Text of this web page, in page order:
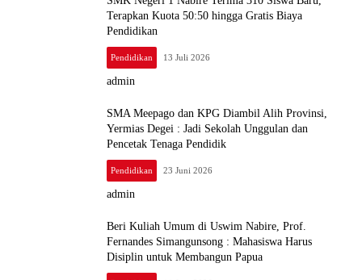
Terapkan Kuota 50:50 hingga Gratis Biaya
Pendidikan
Pendidikan 13 Juli 2026
admin
SMA Meepago dan KPG Diambil Alih Provinsi,
Yermias Degei : Jadi Sekolah Unggulan dan
Pencetak Tenaga Pendidik
Pendidikan 23 Juni 2026
admin
Beri Kuliah Umum di Uswim Nabire, Prof.
Fernandes Simangunsong : Mahasiswa Harus
Disiplin untuk Membangun Papua